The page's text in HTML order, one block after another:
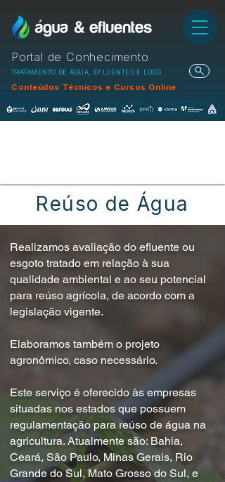
Portal de Conhecimento
TRATAMENTO DE ÁGUA, EFLUENTES E LODO
Conteúdos Técnicos e Cursos Online
Reúso de Água
Realizamos avaliação do efluente ou
esgoto tratado em relação à sua
qualidade ambiental e ao seu potencial
para reúso agrícola, de acordo com a
legislação vigente.
Elaboramos também o projeto
agronômico, caso necessário.
Este serviço é oferecido às empresas
situadas nos estados que possuem
regulamentação para reúso de água na
agricultura. Atualmente são: Bahia,
Ceará, São Paulo, Minas Gerais, Rio
Grande do Sul, Mato Grosso do Sul, e